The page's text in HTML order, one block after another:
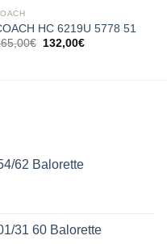
HC 6219U 5778 51
€
Original
132,00€Η
62 Balorette
31 60 Balorette